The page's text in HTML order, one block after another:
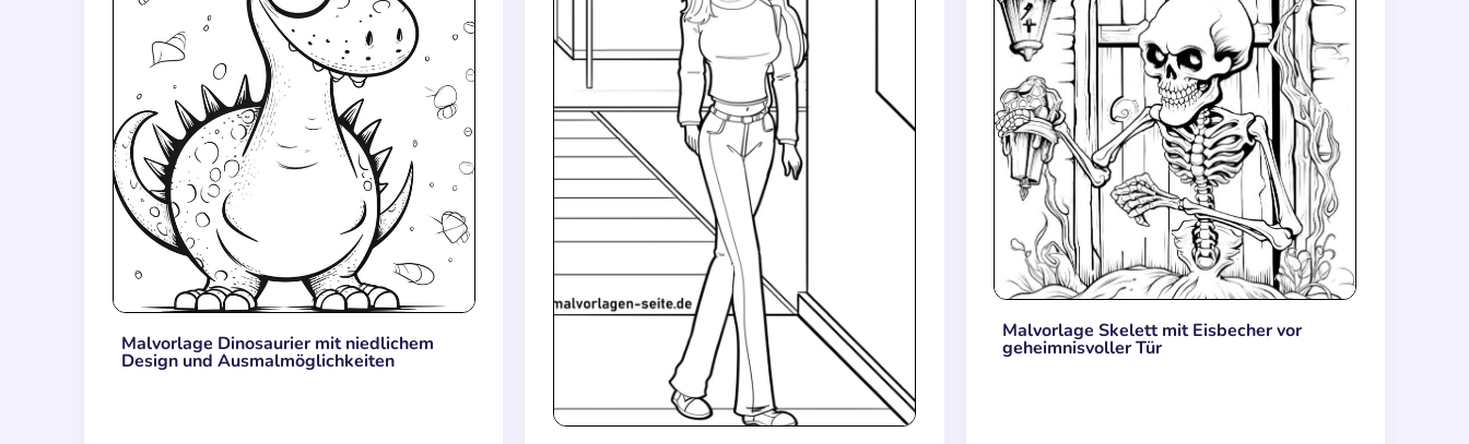
Malvorlage Dinosaurier mit niedlichem
Design und Ausmalmöglichkeiten
Malvorlage Skelett mit Eisbecher vor
geheimnisvoller Tür